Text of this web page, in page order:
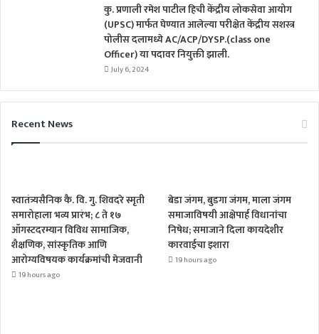
कु. प्रणाली रमेश पाटील हिची केंद्रीय लोकसेवा आयोग
(UPSC) मार्फत घेण्यात आलेल्या परीक्षेत केंद्रीय सशस्त्र
पोलीस दलामध्ये AC/ACP/DYSP.(class one
Officer) या पदावर नियुक्ती झाली.
July 6, 2024
Recent News
स्वातंत्र्यसैनिक कै. वि. गु. शिवदरे स्मृती
समारोहाला भव्य प्रारंभ; ८ ते १७
ऑगस्टदरम्यान विविध सामाजिक,
शैक्षणिक, सांस्कृतिक आणि
आरोग्यविषयक कार्यक्रमांची मेजवानी
19 hours ago
बेडा जंगम, बुडगा जंगम, माला जंगम
समाजाविषयी आक्षेपार्ह विधानांचा
निषेध; समाजाने दिला कायदेशीर
कारवाईचा इशारा
19 hours ago